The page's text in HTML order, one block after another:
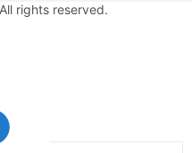
rights reserved.